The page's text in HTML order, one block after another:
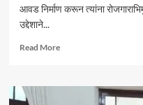
आवड निर्माण करून त्यांना
उद्देशाने...
Read MoreRead
मिरजेतील